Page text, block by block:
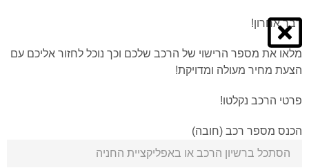
דבר אחרון!
מלאו את מספר הרישוי של הרכב שלכם וכך נוכל לחזור אליכם עם
הצעת מחיר מעולה ומדויקת!
פרטי הרכב נקלטו!
הכנס מספר רכב (חובה)